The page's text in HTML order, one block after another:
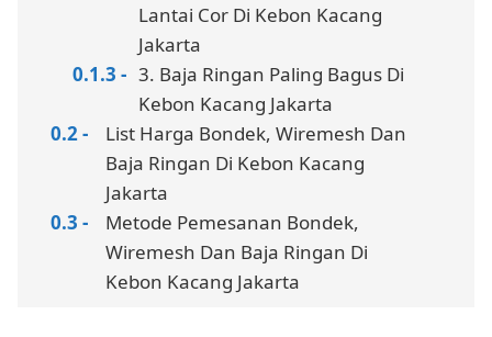
Lantai Cor Di Kebon Kacang
Jakarta
3. Baja Ringan Paling Bagus Di
Kebon Kacang Jakarta
List Harga Bondek, Wiremesh Dan
Baja Ringan Di Kebon Kacang
Jakarta
Metode Pemesanan Bondek,
Wiremesh Dan Baja Ringan Di
Kebon Kacang Jakarta